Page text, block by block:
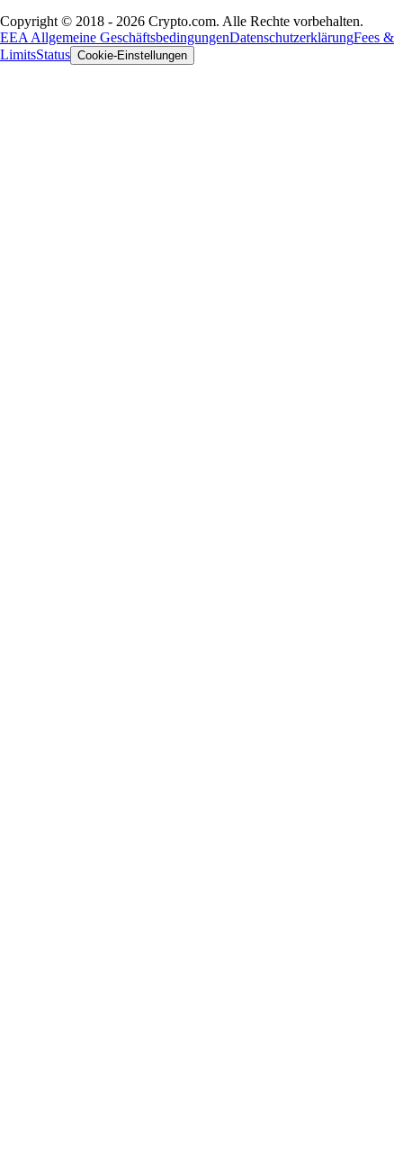
Copyright © 2018 - 2026 Crypto.com. Alle Rechte vorbehalten.
EEA Allgemeine GeschäftsbedingungenDatenschutzerklärungFees &
LimitsStatus Cookie-Einstellungen